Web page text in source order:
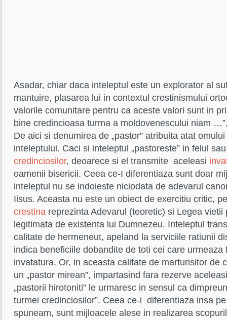
Asadar, chiar daca inteleptul este un explorator al
mantuire, plasarea lui in contextul crestinismului
valorile comunitare pentru ca aceste valori sunt in
bine credincioasa turma a moldovenescului niam
De aici si denumirea de „pastor” atribuita atat
inteleptului. Caci si inteleptul „pastoreste” in felul
credinciosilor, deoarece si el transmite aceleasi
oamenii bisericii. Ceea ce-I diferentiaza sunt doar
inteleptul nu se indoieste niciodata de adevarul
Iisus. Aceasta nu este un obiect de exercitiu critic,
crestina reprezinta Adevarul (teoretic) si Legea
legitimata de existenta lui Dumnezeu. Inteleptul
calitate de hermeneut, apeland la serviciile ratiunii
indica beneficiile dobandite de toti cei care urmeaza
invatatura. Or, in aceasta calitate de marturisitor de
un „pastor mirean”, impartasind fara rezerve
„pastorii hirotoniti” le urmaresc in sensul ca
turmei credinciosilor”. Ceea ce-i diferentiaza insa
spuneam, sunt mijloacele alese in realizarea